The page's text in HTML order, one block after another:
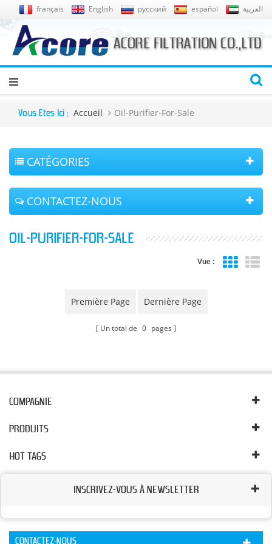
français English русский español العربية
Vous Êtes Ici : Accueil Oil-Purifier-For-Sale
CATÉGORIES
CONTACTEZ-NOUS
OIL-PURIFIER-FOR-SALE
Vue :
Première Page Dernière Page
Un total de 0 pages
COMPAGNIE
PRODUITS
HOT TAGS
INSCRIVEZ-VOUS À NEWSLETTER
CONTACTEZ-NOUS